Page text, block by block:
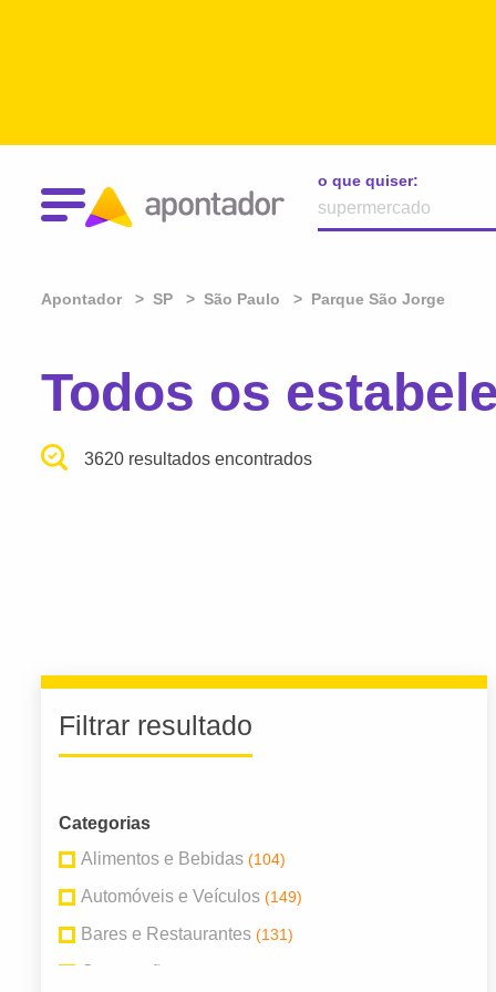
o que quiser:
Apontador SP São Paulo Parque São Jorge
Todos os
3620 resultados encontrados
Filtrar resultado
Categorias
Alimentos e Bebidas (104)
Automóveis e Veículos (149)
Bares e Restaurantes (131)
Construção